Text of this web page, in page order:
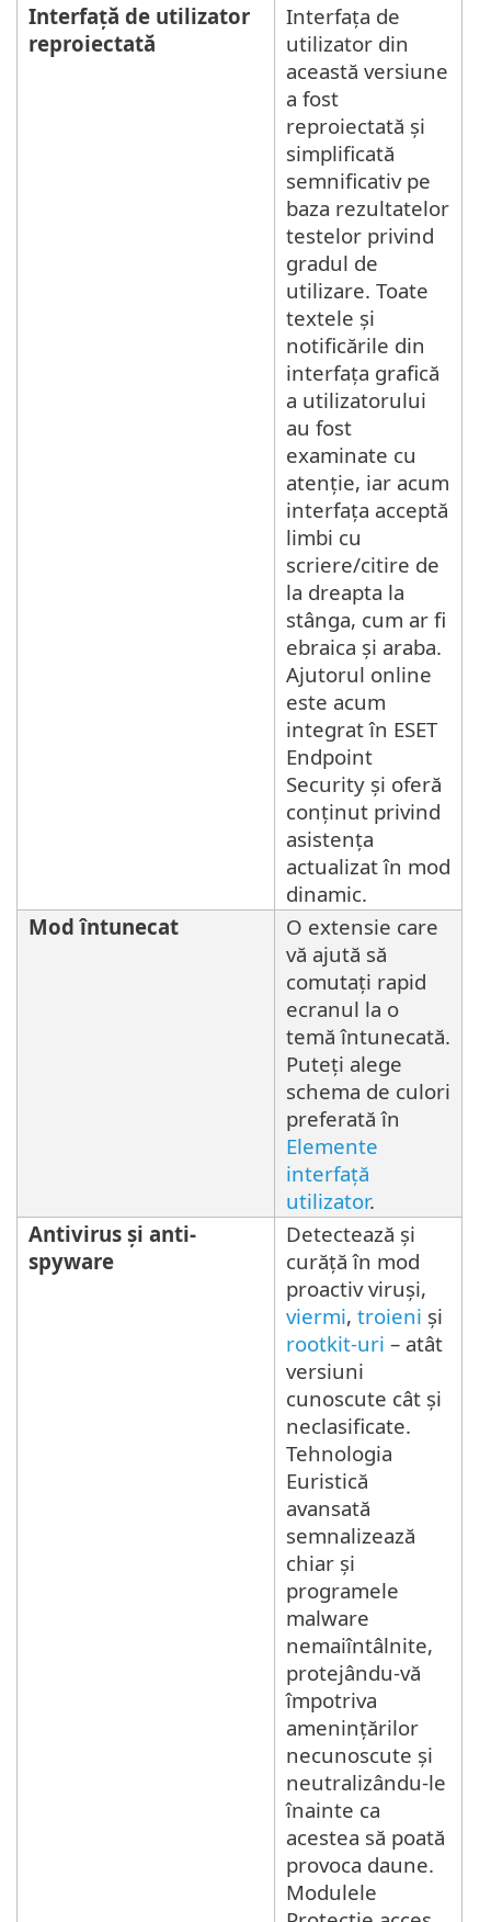
Interfață de utilizator
reproiectată
Interfața de
utilizator din
această versiune
a fost
reproiectată și
simplificată
semnificativ pe
baza rezultatelor
testelor privind
gradul de
utilizare. Toate
textele și
notificările din
interfața grafică
a utilizatorului
au fost
examinate cu
atenție, iar acum
interfața acceptă
limbi cu
scriere/citire de
la dreapta la
stânga, cum ar fi
ebraica și araba.
Ajutorul online
este acum
integrat în ESET
Endpoint
Security și oferă
conținut privind
asistența
actualizat în mod
dinamic.
Mod întunecat
O extensie care
vă ajută să
comutați rapid
ecranul la o
temă întunecată.
Puteți alege
schema de culori
preferată în
Elemente
interfață
utilizator.
Antivirus şi anti-
spyware
Detectează și
curăță în mod
proactiv viruși,
viermi, troieni și
rootkit-uri – atât
versiuni
cunoscute cât și
neclasificate.
Tehnologia
Euristică
avansată
semnalizează
chiar și
programele
malware
nemaiîntâlnite,
protejându-vă
împotriva
amenințărilor
necunoscute și
neutralizându-le
înainte ca
acestea să poată
provoca daune.
Modulele